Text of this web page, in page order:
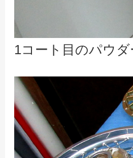
1コート目のパウ